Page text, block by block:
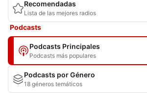
Recomendadas
Lista de las mejores radios
Podcasts
Podcasts Principales
Podcasts más populares
Podcasts por Género
18 géneros temáticos